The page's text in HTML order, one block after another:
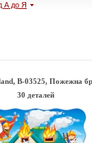
А до Я
B-03525, Пожежна
30 деталей